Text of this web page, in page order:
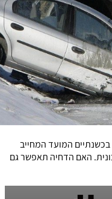
המועד המחייב
האם הדחיה תאפשר גם